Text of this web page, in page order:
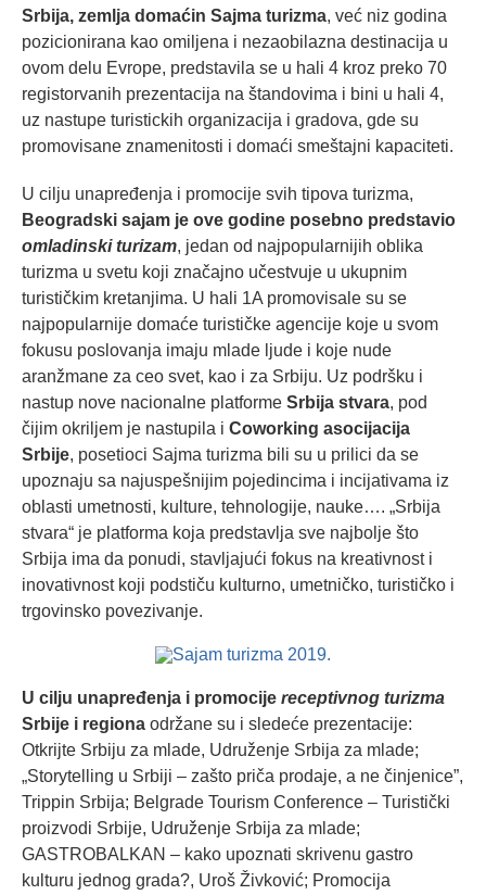
Srbija, zemlja domaćin Sajma turizma, već niz godina
pozicionirana kao omiljena i nezaobilazna destinacija u
ovom delu Evrope, predstavila se u hali 4 kroz preko 70
registorvanih prezentacija na štandovima i bini u hali 4,
uz nastupe turistickih organizacija i gradova, gde su
promovisane znamenitosti i domaći smeštajni kapaciteti.
U cilju unapređenja i promocije svih tipova turizma,
Beogradski sajam je ove godine posebno predstavio
omladinski turizam, jedan od najpopularnijih oblika
turizma u svetu koji značajno učestvuje u ukupnim
turističkim kretanjima. U hali 1A promovisale su se
najpopularnije domaće turističke agencije koje u svom
fokusu poslovanja imaju mlade ljude i koje nude
aranžmane za ceo svet, kao i za Srbiju. Uz podršku i
nastup nove nacionalne platforme Srbija stvara, pod
čijim okriljem je nastupila i Coworking asocijacija
Srbije, posetioci Sajma turizma bili su u prilici da se
upoznaju sa najuspešnijim pojedincima i incijativama iz
oblasti umetnosti, kulture, tehnologije, nauke…. „Srbija
stvara“ je platforma koja predstavlja sve najbolje što
Srbija ima da ponudi, stavljajući fokus na kreativnost i
inovativnost koji podstiču kulturno, umetničko, turističko i
trgovinsko povezivanje.
U cilju unapređenja i promocije receptivnog turizma
Srbije i regiona održane su i sledeće prezentacije:
Otkrijte Srbiju za mlade, Udruženje Srbija za mlade;
„Storytelling u Srbiji – zašto priča prodaje, a ne činjenice”,
Trippin Srbija; Belgrade Tourism Conference – Turistički
proizvodi Srbije, Udruženje Srbija za mlade;
GASTROBALKAN – kako upoznati skrivenu gastro
kulturu jednog grada?, Uroš Živković; Promocija